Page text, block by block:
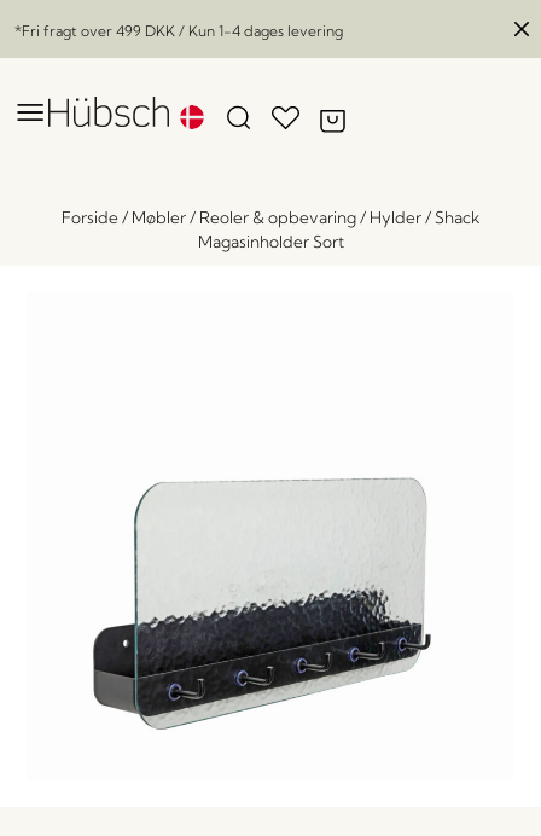
*Fri fragt over 499 DKK / Kun 1-4 dages levering
Forside/ Møbler/ Reoler & opbevaring/ Hylder/ Shack
Magasinholder Sort